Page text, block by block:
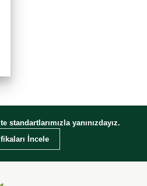
standartlarımızla yanınızdayız.
İncele